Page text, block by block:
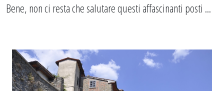
Bene, non ci resta che salutare questi affascinanti posti ...